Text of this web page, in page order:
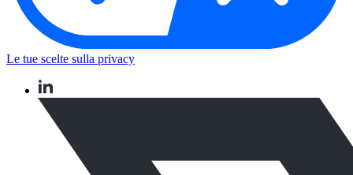
Le tue scelte sulla privacy